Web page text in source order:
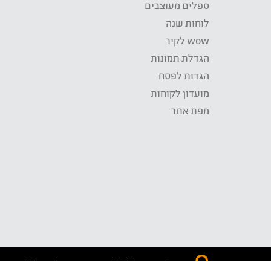
ספלים מעוצבים
לוחות שנה
wow לקיר
הגדלת תמונות
הגדות לפסח
מועדון לקוחות
מפת אתר
התשלום באתר WOW מאובטח בטכנולוגית SSL